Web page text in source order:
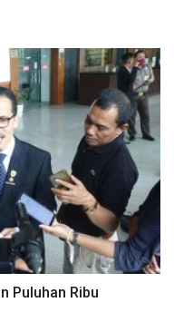
Puluhan Ribu